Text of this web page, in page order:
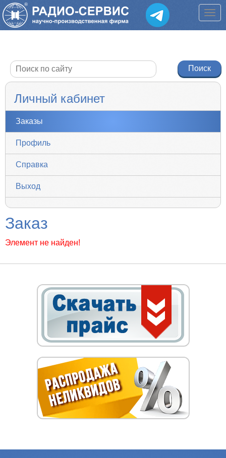
Личный кабинет
Заказы
Профиль
Справка
Выход
Заказ
Элемент не найден!